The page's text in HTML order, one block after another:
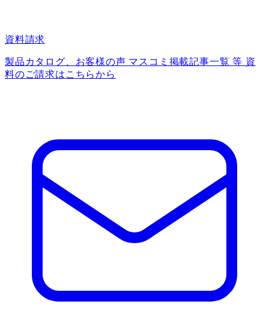
資料請求
製品カタログ、お客様の声 マスコミ掲載記事一覧 等 資
料のご請求はこちらから